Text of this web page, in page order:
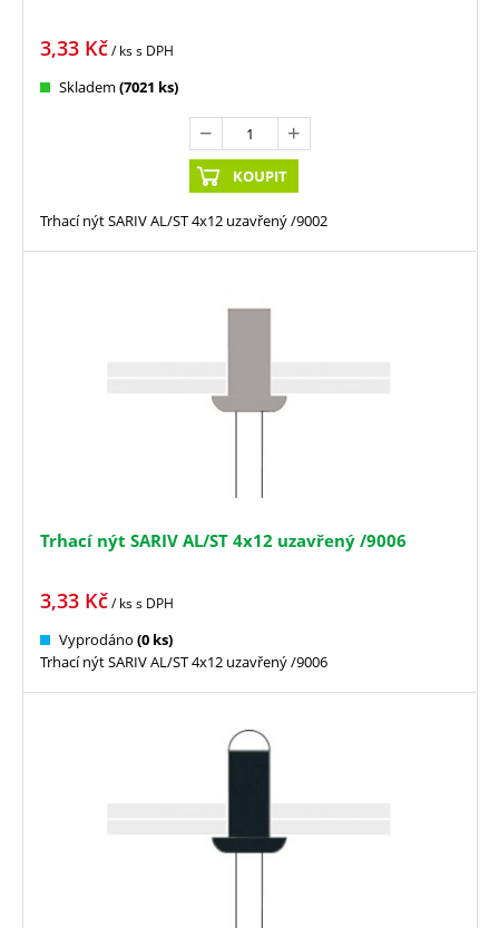
3,33 Kč/ kss DPH
Skladem (7021 ks)
KOUPIT
Trhací nýt SARIV AL/ST 4x12 uzavřený /9002
Trhací nýt SARIV AL/ST 4x12 uzavřený /9006
3,33 Kč/ kss DPH
Vyprodáno (0 ks)
Trhací nýt SARIV AL/ST 4x12 uzavřený /9006